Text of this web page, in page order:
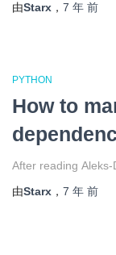
由Starx ， 7 年 前
PYTHON
How to
After reading
由Starx ， 7 年 前